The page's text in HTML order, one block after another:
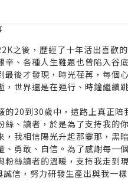
之後，歷經了十年活出喜歡
辛、各種人生難題也曾陷入谷
最後才發現，時光荏苒，每個
，世界還是在運行、時鐘繼續
的20到30歲中，這路上真正陪
絲、讀者，於是為了支持我的
，我相信陽光升起那霎那，黑
、勇敢、自信。為了感謝每一
粉絲讀者的溫暖，支持我走到
信，努力研發生產出與我一